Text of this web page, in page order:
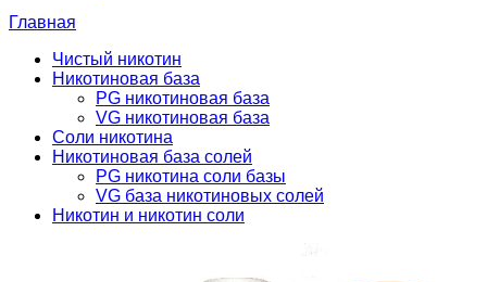
Главная
Чистый никотин
Никотиновая база
PG никотиновая база
VG никотиновая база
Соли никотина
Никотиновая база солей
PG никотина соли базы
VG база никотиновых солей
Никотин и никотин соли